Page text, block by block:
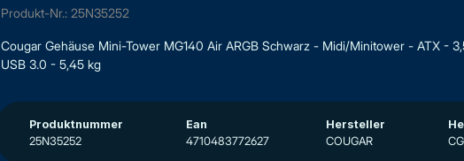
Produkt-Nr.: 25N35252
Cougar Gehäuse Mini-Tower MG140 Air ARGB Schwarz - Midi/Minitower - ATX -
USB 3.0 - 5,45 kg
Produktnummer
25N35252
Ean
4710483772627
Hersteller
COUGAR